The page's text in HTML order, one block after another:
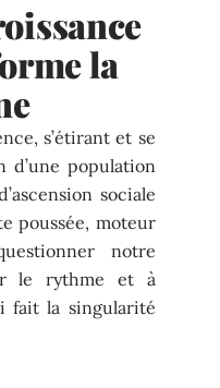
la
s’étirant et se
d’une population
sociale
poussée, moteur
notre
le rythme et à
fait la singularité